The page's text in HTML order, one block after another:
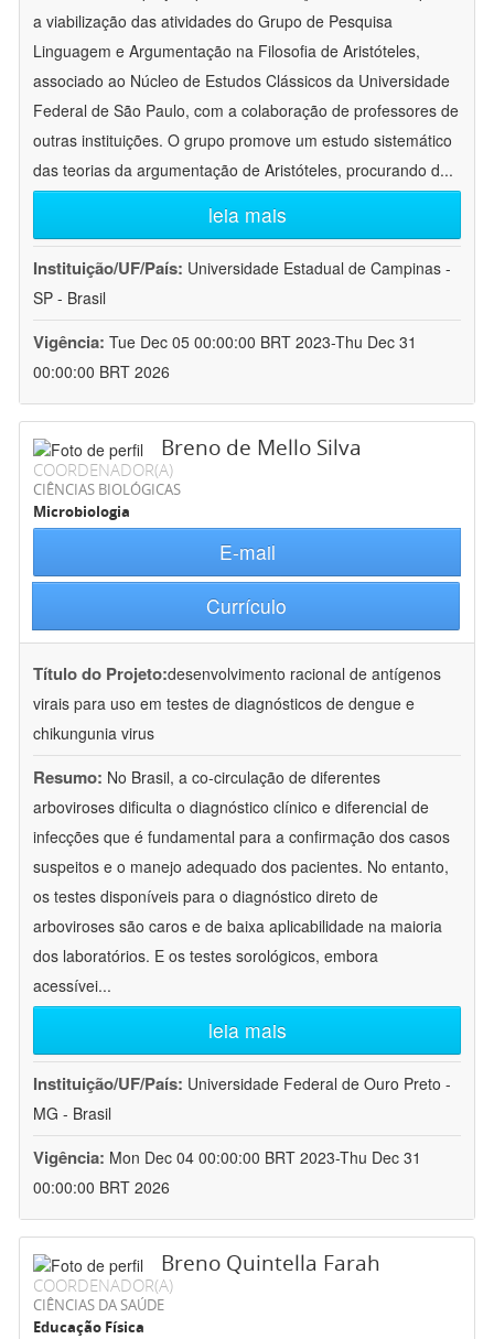
a viabilização das atividades do Grupo de Pesquisa
Linguagem e Argumentação na Filosofia de Aristóteles,
associado ao Núcleo de Estudos Clássicos da Universidade
Federal de São Paulo, com a colaboração de professores de
outras instituições. O grupo promove um estudo sistemático
das teorias da argumentação de Aristóteles, procurando d...
leia mais
Instituição/UF/País: Universidade Estadual de Campinas -
SP - Brasil
Vigência: Tue Dec 05 00:00:00 BRT 2023-Thu Dec 31
00:00:00 BRT 2026
Breno de Mello Silva
COORDENADOR(A)
CIÊNCIAS BIOLÓGICAS
Microbiologia
E-mail
Currículo
Título do Projeto:desenvolvimento racional de antígenos
virais para uso em testes de diagnósticos de dengue e
chikungunia virus
Resumo: No Brasil, a co-circulação de diferentes
arboviroses dificulta o diagnóstico clínico e diferencial de
infecções que é fundamental para a confirmação dos casos
suspeitos e o manejo adequado dos pacientes. No entanto,
os testes disponíveis para o diagnóstico direto de
arboviroses são caros e de baixa aplicabilidade na maioria
dos laboratórios. E os testes sorológicos, embora
acessívei...
leia mais
Instituição/UF/País: Universidade Federal de Ouro Preto -
MG - Brasil
Vigência: Mon Dec 04 00:00:00 BRT 2023-Thu Dec 31
00:00:00 BRT 2026
Breno Quintella Farah
COORDENADOR(A)
CIÊNCIAS DA SAÚDE
Educação Física